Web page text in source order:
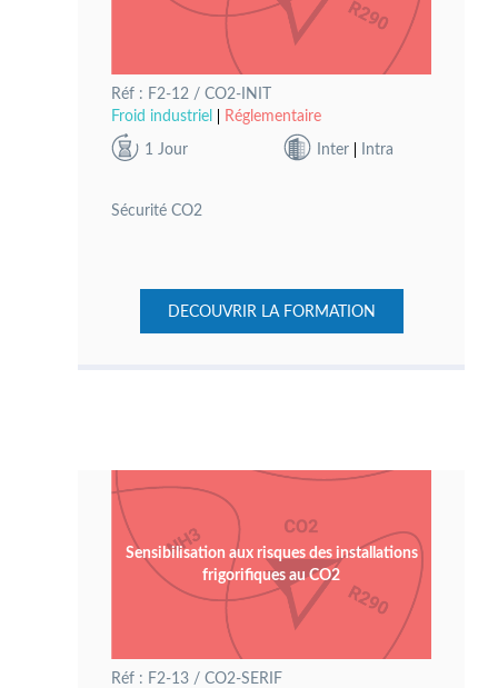
Réf : F2-12 / CO2-INIT
Froid industriel
Réglementaire
1 Jour Inter Intra
Sécurité CO2
DECOUVRIR LA FORMATION
Sensibilisation aux risques des installations
frigorifiques au CO2
Réf : F2-13 / CO2-SERIF